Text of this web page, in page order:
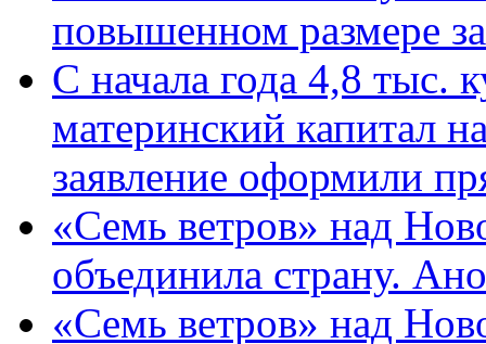
повышенном размере
С начала года 4,8 тыс.
материнский капитал
заявление оформили
«Семь ветров» над
объединила страну.
«Семь ветров» над